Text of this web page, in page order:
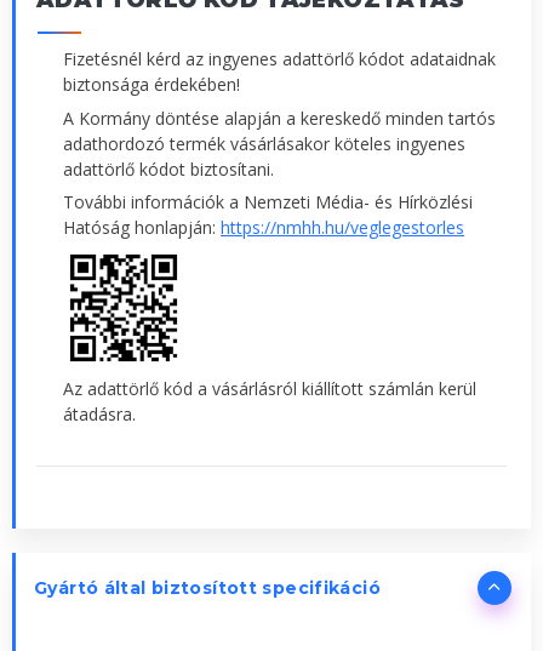
Fizetésnél kérd az ingyenes adattörlő kódot adataidnak
biztonsága érdekében!
A Kormány döntése alapján a kereskedő minden tartós
adathordozó termék vásárlásakor köteles ingyenes
adattörlő kódot biztosítani.
További információk a Nemzeti Média- és Hírközlési
Hatóság honlapján: https://nmhh.hu/veglegestorles
Az adattörlő kód a vásárlásról kiállított számlán kerül
átadásra.
Gyártó által biztosított specifikáció